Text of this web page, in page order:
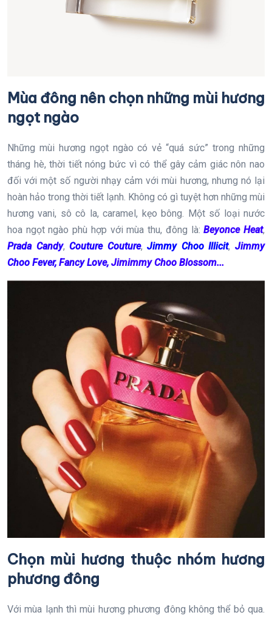
Mùa đông nên chọn những mùi hương
ngọt ngào
Những mùi hương ngọt ngào có vẻ “quá sức” trong những
tháng hè, thời tiết nóng bức vì có thể gây cảm giác nôn nao
đối với một số người nhạy cảm với mùi hương, nhưng nó lại
hoàn hảo trong thời tiết lạnh. Không có gì tuyệt hơn những mùi
hương vani, sô cô la, caramel, kẹo bông. Một số loại nước
hoa ngọt ngào phù hợp với mùa thu, đông là:Beyonce Heat,
Prada Candy,Couture Couture,Jimmy Choo Illicit,Jimmy
Choo Fever, Fancy Love, Jimimmy Choo Blossom...
Chọn mùi hương thuộc nhóm hương
phương đông
Với mùa lạnh thì mùi hương phương đông không thể bỏ qua.